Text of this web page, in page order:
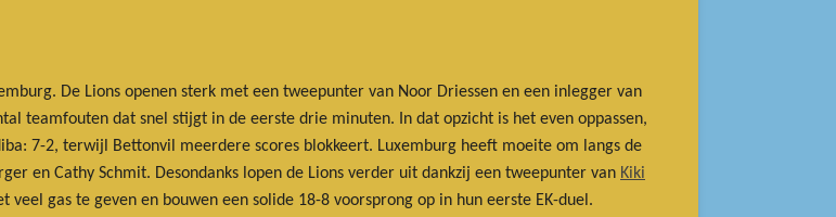
De Lions openen sterk met een tweepunter van Noor Driessen en een inlegger van
teamfouten dat snel stijgt in de eerste drie minuten. In dat opzicht is het even oppassen,
7-2, terwijl Bettonvil meerdere scores blokkeert. Luxemburg heeft moeite om langs de
en Cathy Schmit. Desondanks lopen de Lions verder uit dankzij een tweepunter van Kiki
veel gas te geven en bouwen een solide 18-8 voorsprong op in hun eerste EK-duel.